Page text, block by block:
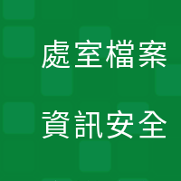
處室檔案
資訊安全